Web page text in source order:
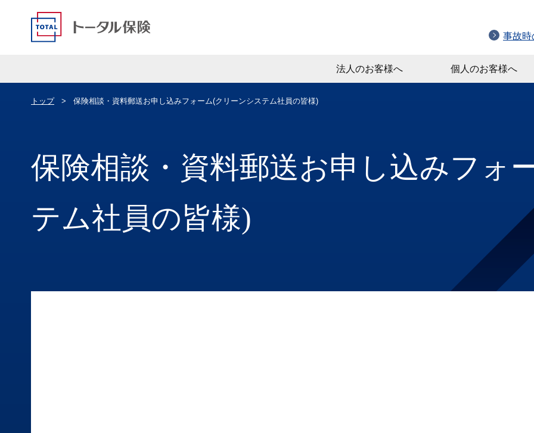
事故時
法人のお客様へ 個人のお客様へ
トップ 保険相談・資料郵送お申し込みフォーム(クリーンシステム社員の皆様)
保険相談・資料郵送お申し込みフォ
テム社員の皆様)